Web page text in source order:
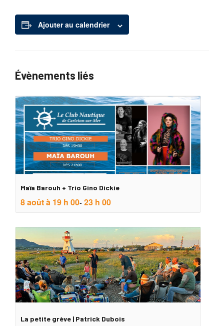
Ajouter au calendrier
Évènements liés
Maïa Barouh + Trio Gino Dickie
8 août à 19 h 00- 23 h 00
La petite grève | Patrick Dubois